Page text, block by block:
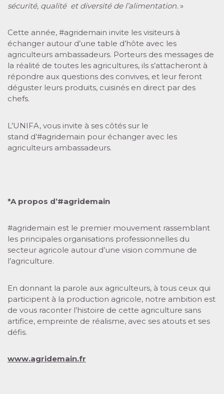
sécurité, qualité et diversité de l’alimentation. »
Cette année, #agridemain invite les visiteurs à
échanger autour d’une table d’hôte avec les
agriculteurs ambassadeurs. Porteurs des messages de
la réalité de toutes les agricultures, ils s’attacheront à
répondre aux questions des convives, et leur feront
déguster leurs produits, cuisinés en direct par des
chefs.
L’UNIFA, vous invite à ses côtés sur le
stand d’#agridemain pour échanger avec les
agriculteurs ambassadeurs.
*A propos d’#agridemain
#agridemain est le premier mouvement rassemblant
les principales organisations professionnelles du
secteur agricole autour d’une vision commune de
l’agriculture.
En donnant la parole aux agriculteurs, à tous ceux qui
participent à la production agricole, notre ambition est
de vous raconter l’histoire de cette agriculture sans
artifice, empreinte de réalisme, avec ses atouts et ses
défis.
www.agridemain.fr